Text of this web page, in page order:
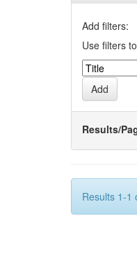
Add filters:
Use filters
Results/
Results 1-1